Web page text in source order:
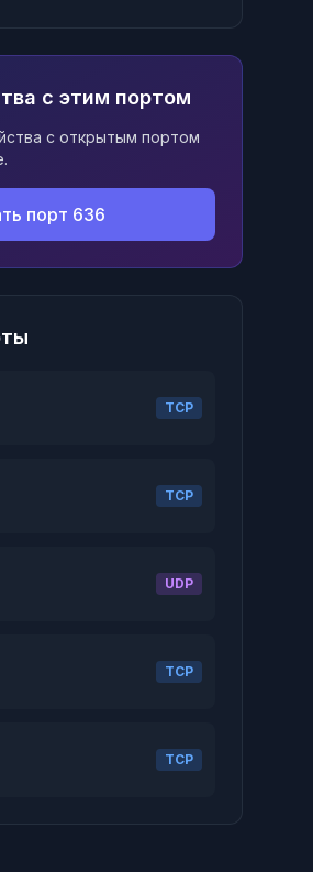
с этим портом
с открытым портом
порт 636
TCP
TCP
UDP
TCP
TCP